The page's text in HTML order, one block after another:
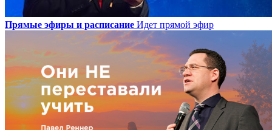
Прямые эфиры и расписание Идет прямой эфир